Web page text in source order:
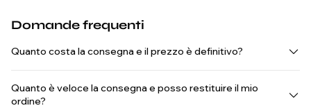
Domande frequenti
Quanto costa la consegna e il prezzo è definitivo?
Quanto è veloce la consegna e posso restituire il mio
ordine?